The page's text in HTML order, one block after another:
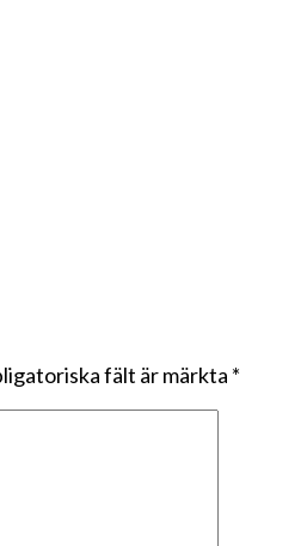
fält är märkta *